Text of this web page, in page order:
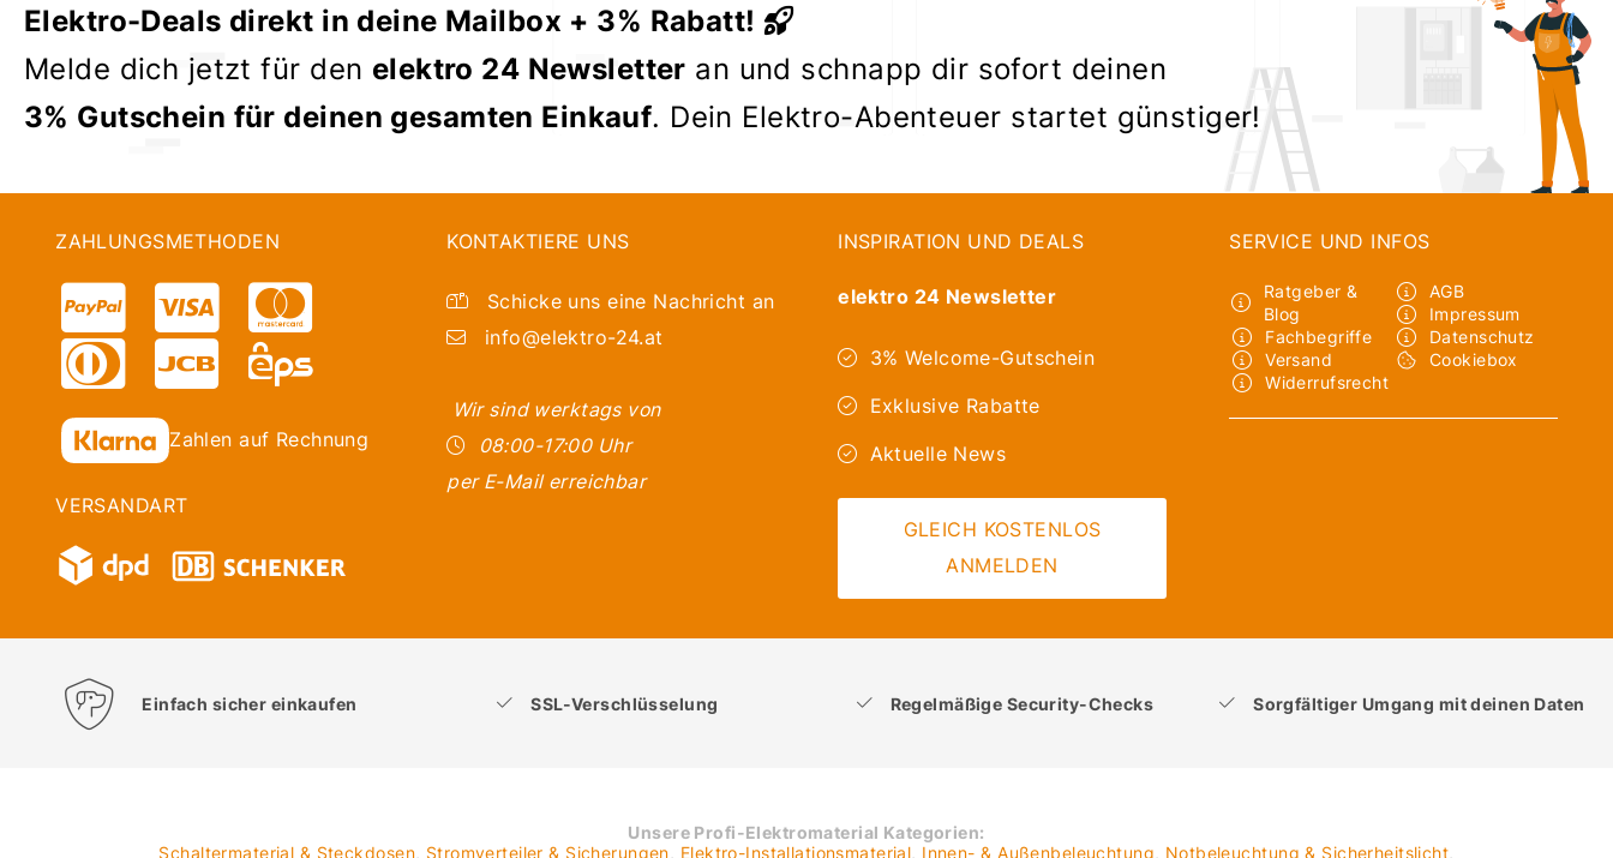
Elektro-Deals direkt in deine Mailbox + 3% Rabatt!
Melde dich jetzt für den elektro 24 Newsletter an und schnapp dir sofort deinen
3% Gutschein für deinen gesamten Einkauf. Dein Elektro-Abenteuer startet günstiger!
ZAHLUNGSMETHODEN
Zahlen auf Rechnung
VERSANDART
KONTAKTIERE UNS
Schicke uns eine Nachricht an
info@elektro-24.at
Wir sind werktags von
08:00-17:00 Uhr
per E-Mail erreichbar
INSPIRATION UND DEALS
elektro 24 Newsletter
3% Welcome-Gutschein
Exklusive Rabatte
Aktuelle News
GLEICH KOSTENLOS
ANMELDEN
SERVICE UND INFOS
Ratgeber &
Blog
Fachbegriffe
Versand
Widerrufsrecht
AGB
Impressum
Datenschutz
Cookiebox
Einfach sicher einkaufen SSL-Verschlüsselung Regelmäßige Security-Checks Sorgfältiger Umgang mit deinen Daten
Unsere Profi-Elektromaterial Kategorien:
Schaltermaterial & Steckdosen, Stromverteiler & Sicherungen Elektro-Installationsmaterial Innen- & Außenbeleuchtung Notbeleuchtung & Sicherheitslicht